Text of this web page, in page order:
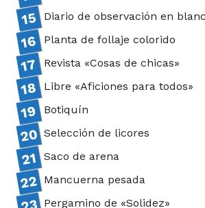
Diario de observación en
Planta de follaje colorido
Revista «Cosas de chicas»
Libre «Aficiones para todos»
Botiquín
Selección de licores
Saco de arena
Mancuerna pesada
Pergamino de «Solidez»